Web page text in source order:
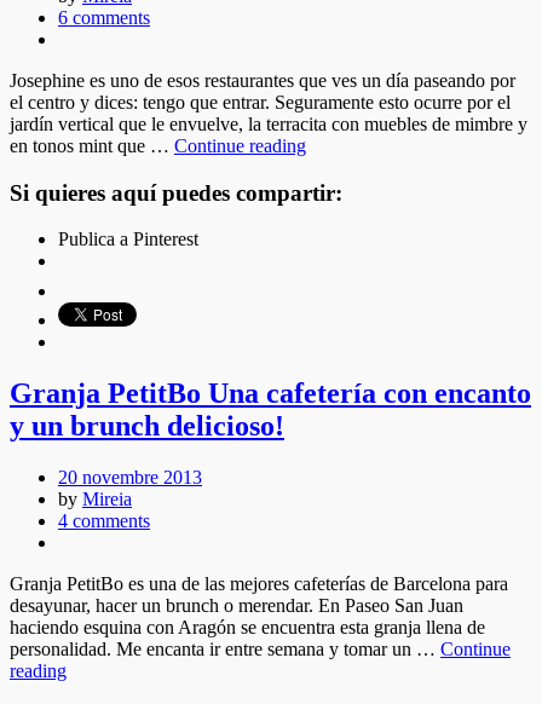
6 comments
Josephine es uno de esos restaurantes que ves un día paseando por
el centro y dices: tengo que entrar. Seguramente esto ocurre por el
jardín vertical que le envuelve, la terracita con muebles de mimbre y
en tonos mint que … Continue reading
Si quieres aquí puedes compartir:
Publica a Pinterest
Granja PetitBo Una cafetería con encanto
y un brunch delicioso!
20 novembre 2013
by Mireia
4 comments
Granja PetitBo es una de las mejores cafeterías de Barcelona para
desayunar, hacer un brunch o merendar. En Paseo San Juan
haciendo esquina con Aragón se encuentra esta granja llena de
personalidad. Me encanta ir entre semana y tomar un … Continue
reading